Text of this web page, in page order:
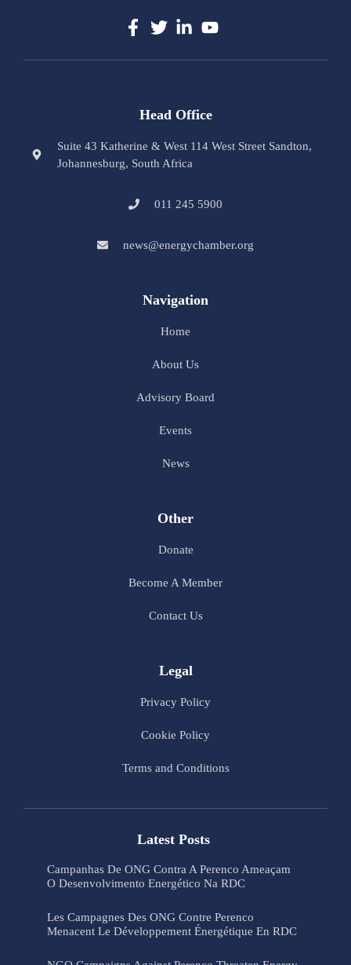
Head Office
Suite 43 Katherine & West 114 West Street Sandton,
Johannesburg, South Africa
011 245 5900
news@energychamber.org
Navigation
Home
About Us
Advisory Board
Events
News
Other
Donate
Become A Member
Contact Us
Legal
Privacy Policy
Cookie Policy
Terms and Conditions
Latest Posts
Campanhas De ONG Contra A Perenco Ameaçam
O Desenvolvimento Energético Na RDC
Les Campagnes Des ONG Contre Perenco
Menacent Le Développement Énergétique En RDC